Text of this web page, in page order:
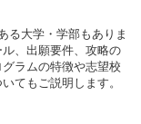
る大学・学部もありま
、出願要件、攻略の
ラムの特徴や志望校
てもご説明します。